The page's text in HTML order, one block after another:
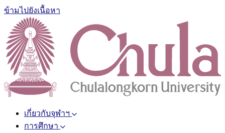
ข้ามไปยังเนื้อหา
เกี่ยวกับจุฬาฯ
การศึกษา